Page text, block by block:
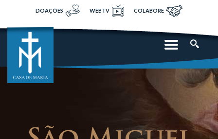
DOAÇÕES WEBTV COLABORE